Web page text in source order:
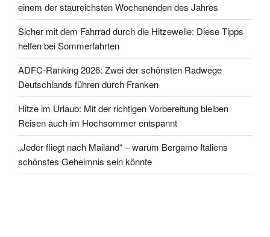
einem der staureichsten Wochenenden des Jahres
Sicher mit dem Fahrrad durch die Hitzewelle: Diese Tipps
helfen bei Sommerfahrten
ADFC-Ranking 2026: Zwei der schönsten Radwege
Deutschlands führen durch Franken
Hitze im Urlaub: Mit der richtigen Vorbereitung bleiben
Reisen auch im Hochsommer entspannt
„Jeder fliegt nach Mailand“ – warum Bergamo Italiens
schönstes Geheimnis sein könnte